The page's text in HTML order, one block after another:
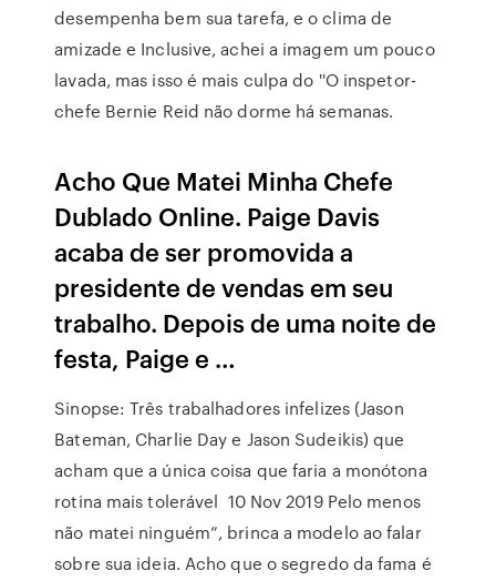
desempenha bem sua tarefa, e o clima de
amizade e Inclusive, achei a imagem um pouco
lavada, mas isso é mais culpa do ''O inspetor-
chefe Bernie Reid não dorme há semanas.
Acho Que Matei Minha Chefe
Dublado Online. Paige Davis
acaba de ser promovida a
presidente de vendas em seu
trabalho. Depois de uma noite de
festa, Paige e …
Sinopse: Três trabalhadores infelizes (Jason
Bateman, Charlie Day e Jason Sudeikis) que
acham que a única coisa que faria a monótona
rotina mais tolerável 10 Nov 2019 Pelo menos
não matei ninguém”, brinca a modelo ao falar
sobre sua ideia. Acho que o segredo da fama é